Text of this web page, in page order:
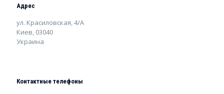
Адрес
ул. Красиловская, 4/А
Киев, 03040
Украина
Контактные телефоны